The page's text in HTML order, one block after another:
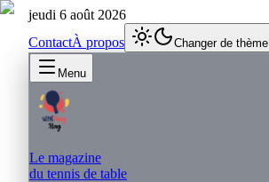
jeudi 6 août 2026
ContactÀ propos Changer de thème
Menu
Le magazine
du tennis de table